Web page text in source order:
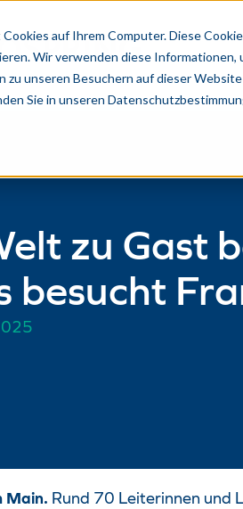
auf Ihrem Computer. Diese
Wir verwenden diese
zu unseren Besuchern auf dieser
Sie in unseren
zu Gast
besucht
Main. Rund 70 Leiterinnen und